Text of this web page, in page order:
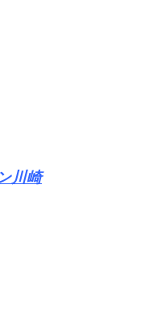
川崎